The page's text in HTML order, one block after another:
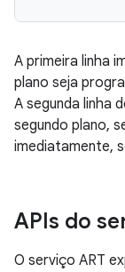
A primeira linha
plano seja
A segunda linha
segundo plano,
imediatamente,
APIs do
O serviço ART